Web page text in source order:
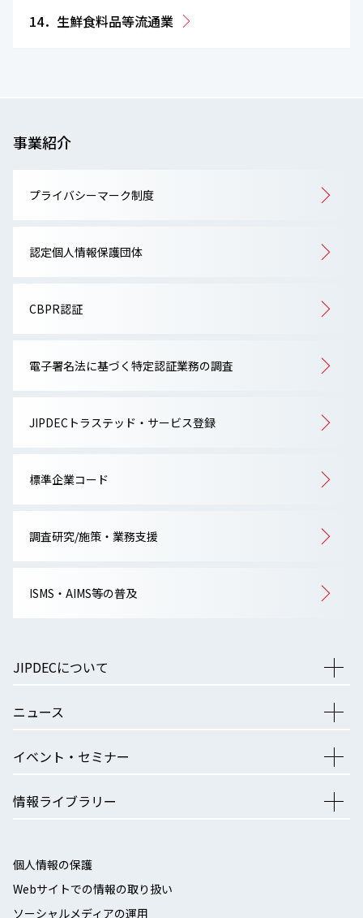
14．生鮮食料品等流通業
事業紹介
プライバシーマーク制度
認定個人情報保護団体
CBPR認証
電子署名法に基づく特定認証業務の調査
JIPDECトラステッド・サービス登録
標準企業コード
調査研究/施策・業務支援
ISMS・AIMS等の普及
JIPDECについて
ニュース
イベント・セミナー
情報ライブラリー
個人情報の保護
Webサイトでの情報の取り扱い
ソーシャルメディアの運用